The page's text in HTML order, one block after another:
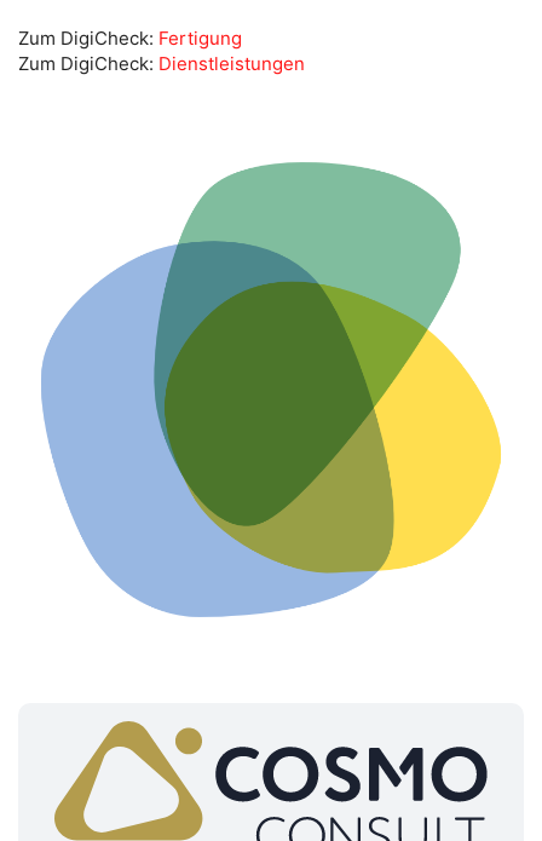
Zum DigiCheck: Fertigung
Zum DigiCheck: Dienstleistungen